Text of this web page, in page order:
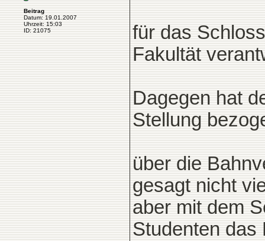
Beitrag
Datum: 19.01.2007
Uhrzeit: 15:03
ID: 21075
für das
Fakultät
Dagegen hat
Stellung
über die
gesagt nicht
aber mit dem
Studenten das